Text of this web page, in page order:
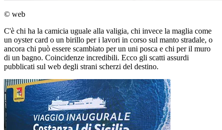
© web
C'è chi ha la camicia uguale alla valigia, chi invece la maglia come
un oyster card o un birillo per i lavori in corso sul manto stradale, o
ancora chi può essere scambiato per un uni posca e chi per il muro
di un bagno. Coincidenze incredibili. Ecco gli scatti assurdi
pubblicati sul web degli strani scherzi del destino.